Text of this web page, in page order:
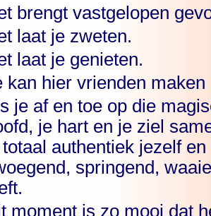
brengt vastgelopen
laat je zweten.
laat je genieten.
kan hier vrienden
je af en toe op die
je hart en je ziel
authentiek jezelf
springend,
moment is zo mooi dat